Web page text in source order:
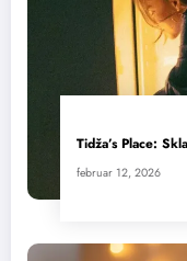
Tidža’s Place:
februar 12, 2026